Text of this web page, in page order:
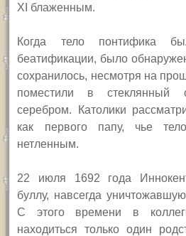
XI блаженным.
Когда тело понтифика
беатификации, было
сохранилось, несмотря на
поместили в стеклянный
серебром. Католики
как первого папу, чье
нетленным.
22 июля 1692 года
буллу, навсегда
С этого времени в
находиться только один